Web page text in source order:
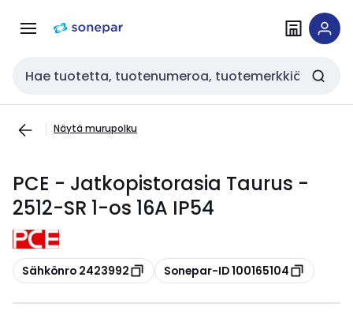
navigointiinsisältöön
Haku
Näytä murupolku
PCE - Jatkopistorasia Taurus -
2512-SR 1-os 16A IP54
Kopioi
Sähkönro 2423992 Kopioi
Sonepar-ID 100165104